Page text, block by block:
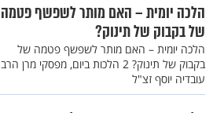
הלכה יומית – האם מותר לשפשף פטמה
של בקבוק של תינוק?
הלכה יומית – האם מותר לשפשף פטמה של
בקבוק של תינוק? 2 הלכות ביום, מפסקי מרן הרב
עובדיה יוסף זצ"ל